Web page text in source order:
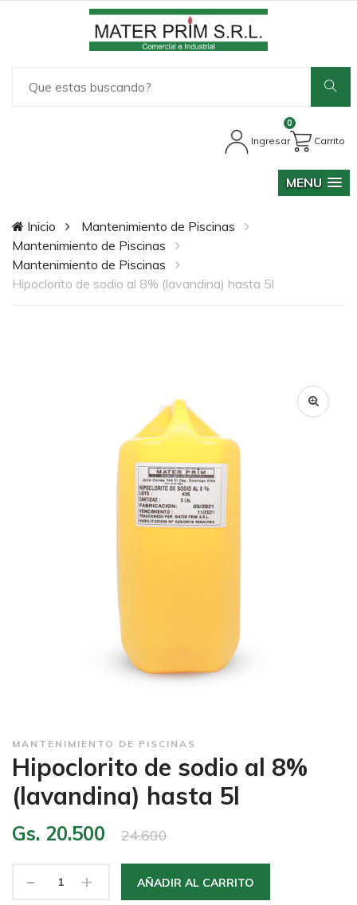
Carrito
0
Ingresar
MENU
Inicio
Mantenimiento de Piscinas
Mantenimiento de Piscinas
Mantenimiento de Piscinas
Hipoclorito de sodio al 8% (lavandina) hasta 5l
MANTENIMIENTO DE PISCINAS
Hipoclorito de sodio al 8%
(lavandina) hasta 5l
Gs. 20.500 24.600
- + AÑADIR AL CARRITO